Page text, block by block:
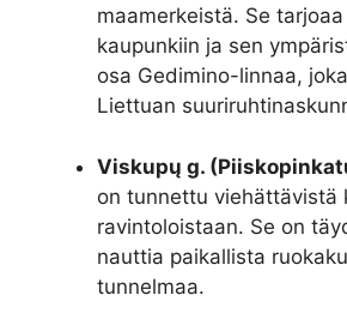
maamerkeistä. Se
kaupunkiin ja sen
osa Gedimino-linnaa,
Liettuan
Viskupų g.
on tunnettu viehättävistä
ravintoloistaan. Se on
nauttia paikallista
tunnelmaa.